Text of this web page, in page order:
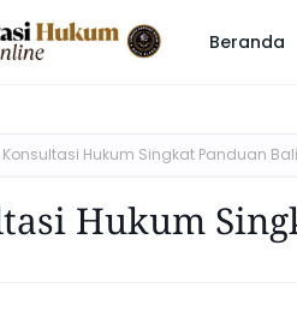
Beranda
Konsultasi Hukum Singkat Panduan
Hukum